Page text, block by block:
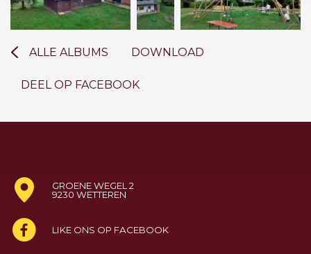
ALLE ALBUMS DOWNLOAD
DEEL OP FACEBOOK
GROENE WEGEL 2
9230 WETTEREN
LIKE ONS OP FACEBOOK